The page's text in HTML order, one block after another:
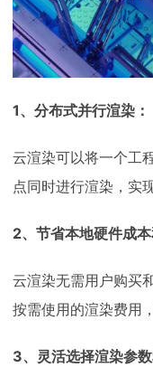
1、分布式并行渲染：
云渲染可以将一个工
点同时进行渲染，实
2、节省本地硬件成本
云渲染无需用户购买
按需使用的渲染费用
3、灵活选择渲染参数